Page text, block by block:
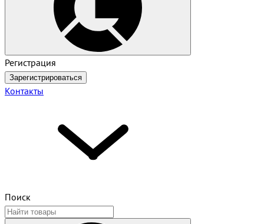
Регистрация
Зарегистрироваться
Контакты
Поиск